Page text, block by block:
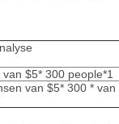
$5* 300 people*1
van $5* 300 * van